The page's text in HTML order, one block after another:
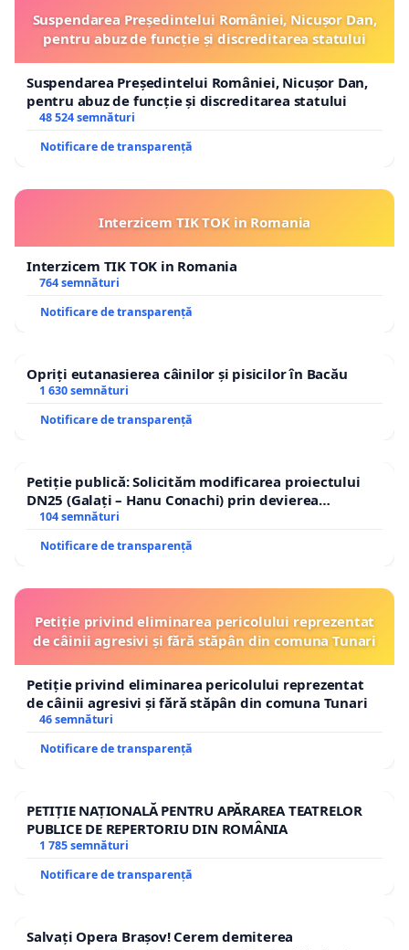
Suspendarea Președintelui României, Nicușor Dan,
pentru abuz de funcție și discreditarea statului
Suspendarea Președintelui României, Nicușor Dan,
pentru abuz de funcție și discreditarea statului
48 524 semnături
Notificare de transparență
Interzicem TIK TOK in Romania
Interzicem TIK TOK in Romania
764 semnături
Notificare de transparență
Opriți eutanasierea câinilor și pisicilor în Bacău
1 630 semnături
Notificare de transparență
Petiție publică: Solicităm modificarea proiectului
DN25 (Galați – Hanu Conachi) prin devierea
traseului în afara localităților!
104 semnături
Notificare de transparență
Petiție privind eliminarea pericolului reprezentat
de câinii agresivi și fără stăpân din comuna Tunari
Petiție privind eliminarea pericolului reprezentat
de câinii agresivi și fără stăpân din comuna Tunari
46 semnături
Notificare de transparență
PETIȚIE NAȚIONALĂ PENTRU APĂRAREA TEATRELOR
PUBLICE DE REPERTORIU DIN ROMÂNIA
1 785 semnături
Notificare de transparență
Salvați Opera Brașov! Cerem demiterea